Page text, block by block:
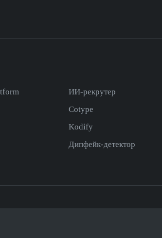
ИИ-рекрутер
Cotype
Kodify
Дипфейк-детектор